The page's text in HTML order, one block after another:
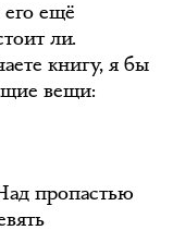
ещё
ли.
книгу, я бы
вещи:
пропастью